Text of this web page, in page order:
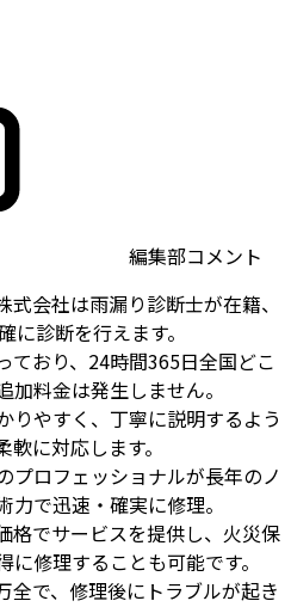
編集部コメント
会社は雨漏り診断士が在籍、
診断を行えます。
ており、24時間365日全国どこ
料金は発生しません。
りやすく、丁寧に説明するよう
に対応します。
プロフェッショナルが長年のノ
で迅速・確実に修理。
格でサービスを提供し、火災保
修理することも可能です。
全で、修理後にトラブルが起き